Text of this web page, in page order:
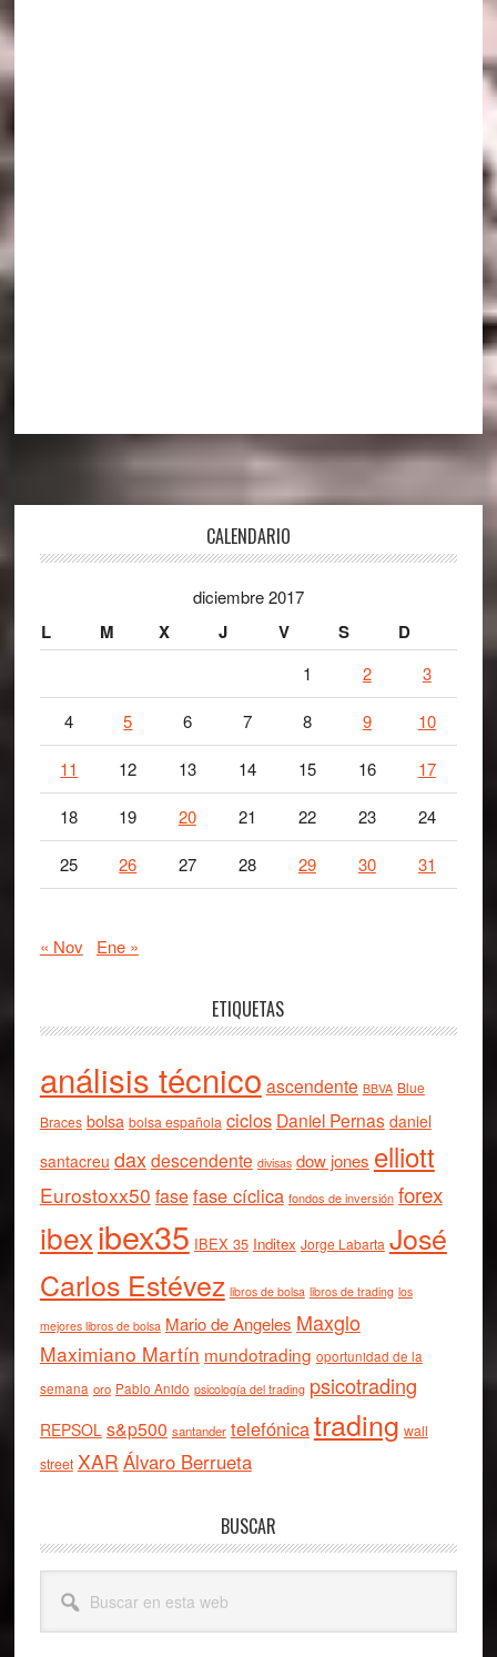
CALENDARIO
diciembre 2017
L M X J V S D
1 2 3
4 5 6 7 8 9 10
11 12 13 14 15 16 17
18 19 20 21 22 23 24
25 26 27 28 29 30 31
« Nov Ene »
ETIQUETAS
análisis técnico ascendente BBVA Blue
Braces bolsa bolsa española ciclos Daniel Pernas daniel
santacreu daxdescendente divisas dow jones elliott
Eurostoxx50 fasefase cíclica fondos de inversión forex
ibexibex35 IBEX 35 Inditex Jorge Labarta José
Carlos Estévez libros de bolsa libros de trading los
mejores libros de bolsa Mario de Angeles Maxglo
Maximiano Martín mundotrading oportunidad de la
semana oro Pablo Anido psicología del trading psicotrading
REPSOL s&p500 santander telefónicatrading wall
street XAR Álvaro Berrueta
BUSCAR
esta